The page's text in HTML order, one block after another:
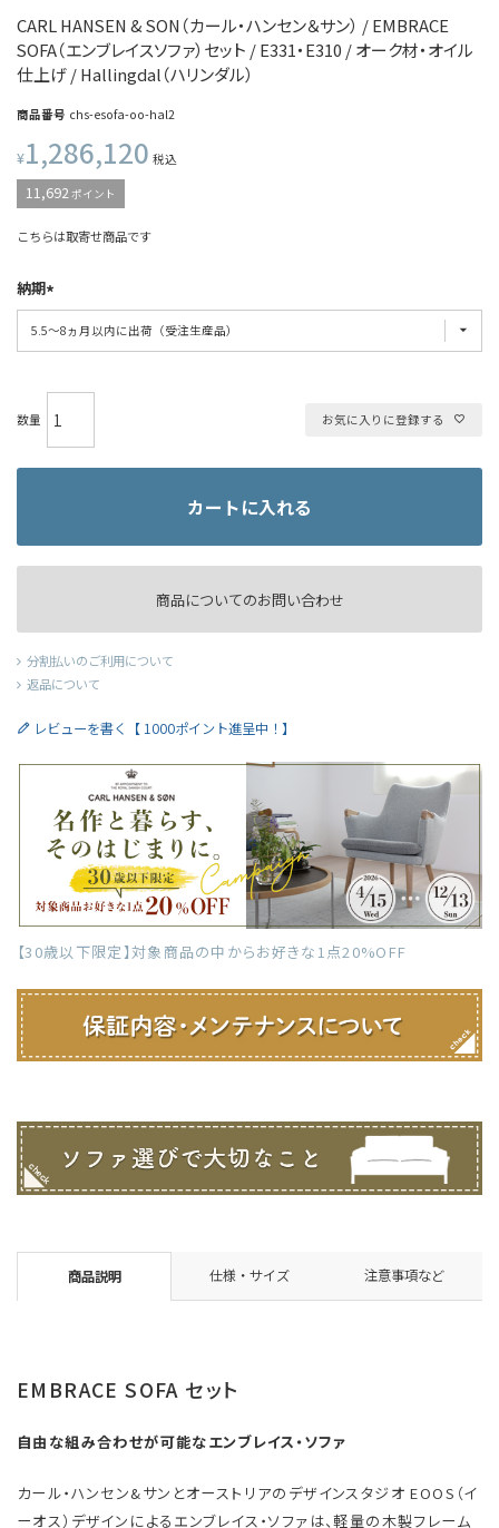
CARL HANSEN & SON（カール・ハンセン＆サン） / EMBRACE
SOFA（エンブレイスソファ）セット / E331・E310 / オーク材・オイル
仕上げ / Hallingdal（ハリンダル）
商品番号 chs-esofa-oo-hal2
¥1,286,120 税込
11,692ポイント
こちらは取寄せ商品です
納期
お気に入りに登録する
カートに入れる
商品についてのお問い合わせ
分割払いのご利用について
返品について
レビューを書く【 1000ポイント進呈中！】
【30歳以下限定】対象商品の中からお好きな1点20%OFF
商品説明 仕様・サイズ 注意事項など
EMBRACE SOFA セット
自由な組み合わせが可能なエンブレイス・ソファ
カール・ハンセン&サンとオーストリアのデザインスタジオ EOOS（イ
ーオス）デザインによるエンブレイス・ソファは、軽量の木製フレーム